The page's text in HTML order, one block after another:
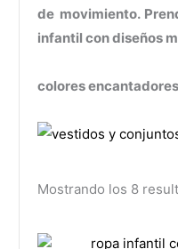
de movimiento.
infantil con diseños
colores
Mostrando los 8